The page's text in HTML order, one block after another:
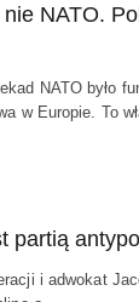
nie NATO.
NATO było
w Europie. To
partią
i adwokat